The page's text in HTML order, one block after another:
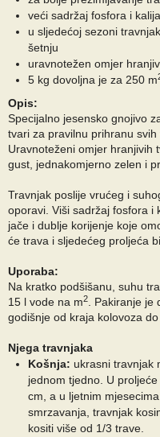
veći sadržaj fosfora i
u sljedećoj sezoni
šetnju
uravnotežen omjer
5 kg dovoljna je za 250 m
Opis:
Specijalno jesensko gnojivo
tvari za pravilnu prihranu
Uravnoteženi omjer hranjivih
gust, jednakomjerno zelen i
Travnjak poslije vrućeg i
oporavi. Viši sadržaj fosfora i
jače i dublje korijenje koje
će trava i sljedećeg proljeća
Uporaba:
Na kratko podšišanu, suhu
15 l vode na m2. Pakiranje je
godišnje od kraja kolovoza
Njega travnjaka
Košnja: ukrasni travnjak
jednom tjedno. U
cm, a u ljetnim
smrzavanja, travnjak
kositi više od 1/3 trave.